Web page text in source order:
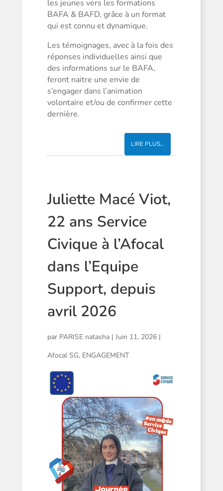
les jeunes vers les formations
BAFA & BAFD, grâce à un format
qui est connu et dynamique.
Les témoignages, avec à la fois des
réponses individuelles ainsi que
des informations sur le BAFA,
feront naitre une envie de
s’engager dans l’animation
volontaire et/ou de confirmer cette
dernière.
LIRE PLUS…
Juliette Macé Viot,
22 ans Service
Civique à l’Afocal
dans l’Equipe
Support, depuis
avril 2026
par PARISE natasha| Juin 11, 2026|
Afocal SG, ENGAGEMENT